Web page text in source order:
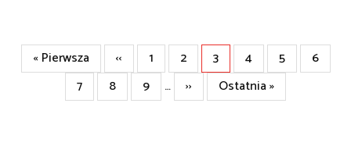
Stronicowanie
Pierwsza
strona
« Pierwsza
Poprzednia
strona
‹‹ Strona
1 Strona
2 Strona
3 Strona
4 Strona
5 Strona
6
Strona
7 Strona
8 Strona
9 …
Następna
strona
››
Ostatnia
strona
Ostatnia »